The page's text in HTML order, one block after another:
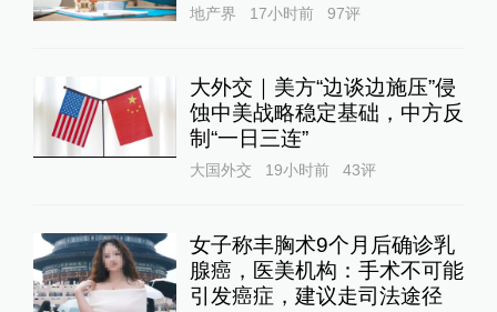
地产界 17小时前 97评
大外交｜美方“边谈边施压”侵
蚀中美战略稳定基础，中方反
制“一日三连”
大国外交 19小时前 43评
女子称丰胸术9个月后确诊乳
腺癌，医美机构：手术不可能
引发癌症，建议走司法途径